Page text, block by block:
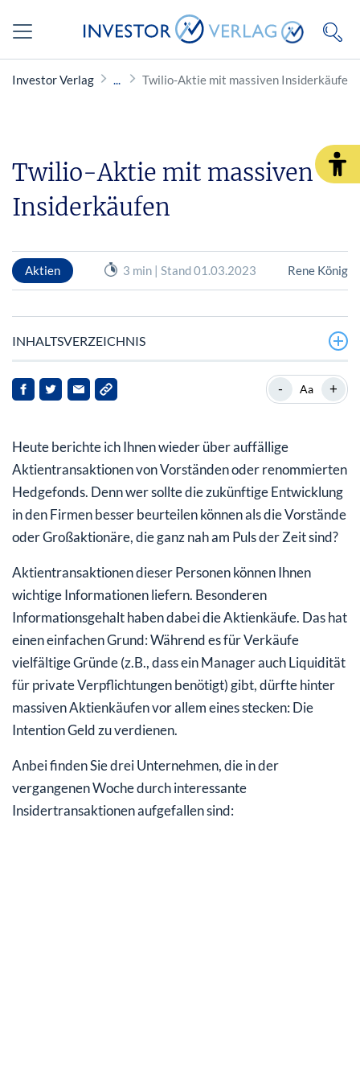
Investor Verlag Twilio-Aktie mit massiven Insiderkäufen
Twilio-Aktie mit massiven
Insiderkäufen
Aktien 3 min | Stand 01.03.2023 Rene König
INHALTSVERZEICHNIS
Twilio
ConocoPhilips
- Aa +
Heute berichte ich Ihnen wieder über auffällige
Aktientransaktionen von Vorständen oder renommierten
Hedgefonds. Denn wer sollte die zukünftige Entwicklung
in den Firmen besser beurteilen können als die Vorstände
oder Großaktionäre, die ganz nah am Puls der Zeit sind?
Aktientransaktionen dieser Personen können Ihnen
wichtige Informationen liefern. Besonderen
Informationsgehalt haben dabei die Aktienkäufe. Das hat
einen einfachen Grund: Während es für Verkäufe
vielfältige Gründe (z.B., dass ein Manager auch Liquidität
für private Verpflichtungen benötigt) gibt, dürfte ­hinter
massiven Aktienkäufen vor allem eines stecken: Die
Intention Geld zu verdienen.
Anbei finden Sie drei Unternehmen, die in der
vergangenen Woche durch interessante
Insidertransaktionen aufgefallen sind: